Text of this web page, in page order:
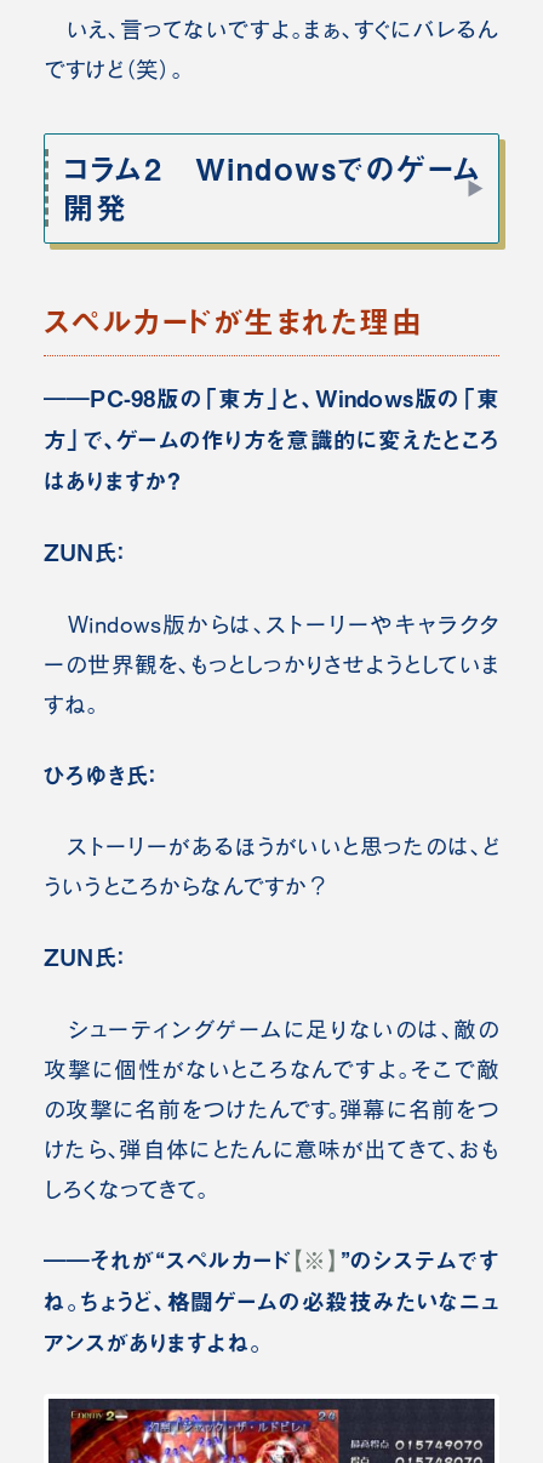
いえ、言ってないですよ。まぁ、すぐにバレるん
ですけど（笑）。
コラム2 Windowsでのゲーム
開発
スペルカードが生まれた理由
――PC-98版の「東方」と、Windows版の「東
方」で、ゲームの作り方を意識的に変えたところ
はありますか？
ZUN氏：
Windows版からは、ストーリーやキャラクタ
ーの世界観を、もっとしっかりさせようとしていま
すね。
ひろゆき氏：
ストーリーがあるほうがいいと思ったのは、ど
ういうところからなんですか？
ZUN氏：
シューティングゲームに足りないのは、敵の
攻撃に個性がないところなんですよ。そこで敵
の攻撃に名前をつけたんです。弾幕に名前をつ
けたら、弾自体にとたんに意味が出てきて、おも
しろくなってきて。
――それが“スペルカード【※】 ”のシステムです
ね。ちょうど、格闘ゲームの必殺技みたいなニュ
アンスがありますよね。